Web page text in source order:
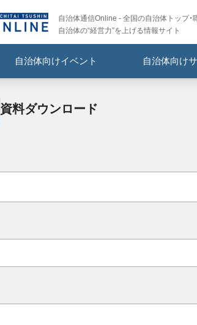
自治体通信Online - 全国の自治体トップ・
自治体の“経営力”を上げる情報サイト
自治体向けイベント 自治体向け
資料ダウンロード